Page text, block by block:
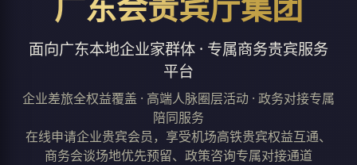
面向广东本地企业家群体 · 专属商务贵宾服务
平台
企业差旅全权益覆盖 · 高端人脉圈层活动 · 政务对接专属
陪同服务
在线申请企业贵宾会员，享受机场高铁贵宾权益互通、
商务会谈场地优先预留、政策咨询专属对接通道